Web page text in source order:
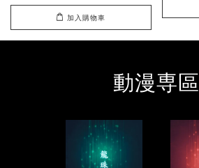
加入購物車
動漫専區